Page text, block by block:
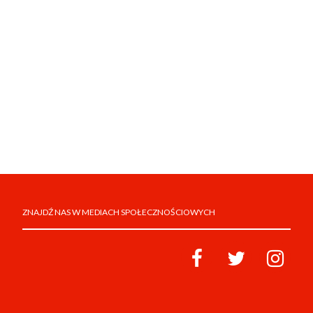
ZNAJDŹ NAS W MEDIACH SPOŁECZNOŚCIOWYCH